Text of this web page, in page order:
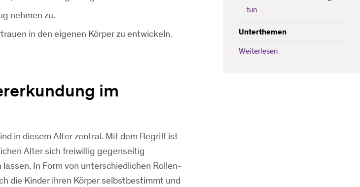
tun
Unterthemen
Weiterlesen
nehmen zu.
in den eigenen Körper zu entwickeln.
im
in diesem Alter zentral. Mit dem Begriff ist
Alter sich freiwillig gegenseitig
In Form von unterschiedlichen Rollen-
die Kinder ihren Körper selbstbestimmt und